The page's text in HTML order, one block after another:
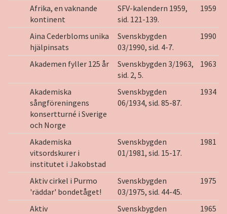
Afrika, en vaknande
kontinent
SFV-kalendern 1959,
sid. 121-139.
1959
Aina Cederbloms unika
hjälpinsats
Svenskbygden
03/1990, sid. 4-7.
1990
Akademen fyller 125 år
Svenskbygden 3/1963,
sid. 2, 5.
1963
Akademiska
sångföreningens
konsertturné i Sverige
och Norge
Svenskbygden
06/1934, sid. 85-87.
1934
Akademiska
vitsordskurer i
institutet i Jakobstad
Svenskbygden
01/1981, sid. 15-17.
1981
Aktiv cirkel i Purmo
'räddar' bondetåget!
Svenskbygden
03/1975, sid. 44-45.
1975
Aktiv
Svenskbygden
1965